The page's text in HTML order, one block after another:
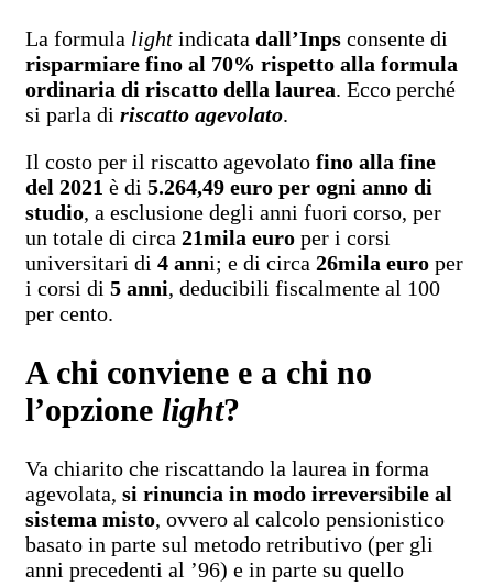
La formula light indicata dall’Inps consente di
risparmiare fino al 70% rispetto alla formula
ordinaria di riscatto della laurea. Ecco perché
si parla di riscatto agevolato.
Il costo per il riscatto agevolato fino alla fine
del 2021 è di 5.264,49 euro per ogni anno di
studio, a esclusione degli anni fuori corso, per
un totale di circa 21mila euro per i corsi
universitari di 4 anni; e di circa 26mila euro per
i corsi di 5 anni, deducibili fiscalmente al 100
per cento.
A chi conviene e a chi no
l’opzione light?
Va chiarito che riscattando la laurea in forma
agevolata, si rinuncia in modo irreversibile al
sistema misto, ovvero al calcolo pensionistico
basato in parte sul metodo retributivo (per gli
anni precedenti al ’96) e in parte su quello